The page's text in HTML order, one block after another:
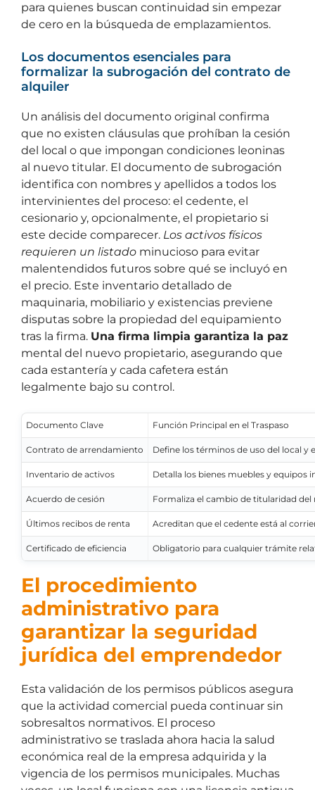
para quienes buscan continuidad sin empezar
de cero en la búsqueda de emplazamientos.
Los documentos esenciales para
formalizar la subrogación del contrato de
alquiler
Un análisis del documento original confirma
que no existen cláusulas que prohíban la cesión
del local o que impongan condiciones leoninas
al nuevo titular. El documento de subrogación
identifica con nombres y apellidos a todos los
intervinientes del proceso: el cedente, el
cesionario y, opcionalmente, el propietario si
este decide comparecer. Los activos físicos
requieren un listado minucioso para evitar
malentendidos futuros sobre qué se incluyó en
el precio. Este inventario detallado de
maquinaria, mobiliario y existencias previene
disputas sobre la propiedad del equipamiento
tras la firma. Una firma limpia garantiza la paz
mental del nuevo propietario, asegurando que
cada estantería y cada cafetera están
legalmente bajo su control.
Documento Clave Función Principal en el Traspaso
Contrato de arrendamiento Define los términos de uso del local y
Inventario de activos Detalla los bienes muebles y equipos
Acuerdo de cesión Formaliza el cambio de titularidad
Últimos recibos de renta Acreditan que el cedente está al
Certificado de eficiencia Obligatorio para cualquier trámite
El procedimiento
administrativo para
garantizar la seguridad
jurídica del emprendedor
Esta validación de los permisos públicos asegura
que la actividad comercial pueda continuar sin
sobresaltos normativos. El proceso
administrativo se traslada ahora hacia la salud
económica real de la empresa adquirida y la
vigencia de los permisos municipales. Muchas